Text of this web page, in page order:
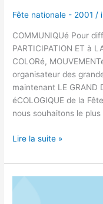
Fête nationale - 2001 /
COMMUNIQUé Pour
PARTICIPATION ET à
COLORé,
organisateur des
maintenant LE GRAND
éCOLOGIQUE de la
nous souhaitons le
Lire la suite »